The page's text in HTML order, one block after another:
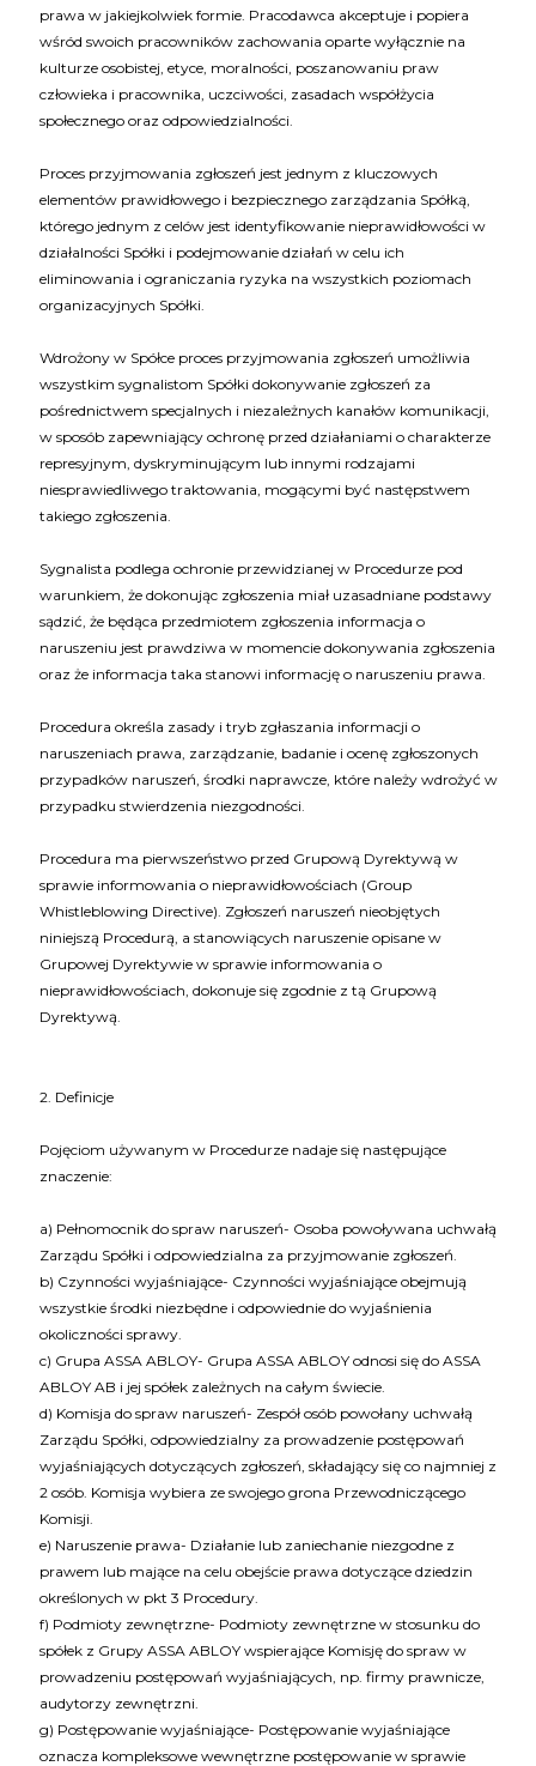
prawa w jakiejkolwiek formie. Pracodawca akceptuje i popiera
wśród swoich pracowników zachowania oparte wyłącznie na
kulturze osobistej, etyce, moralności, poszanowaniu praw
człowieka i pracownika, uczciwości, zasadach współżycia
społecznego oraz odpowiedzialności.
Proces przyjmowania zgłoszeń jest jednym z kluczowych
elementów prawidłowego i bezpiecznego zarządzania Spółką,
którego jednym z celów jest identyfikowanie nieprawidłowości w
działalności Spółki i podejmowanie działań w celu ich
eliminowania i ograniczania ryzyka na wszystkich poziomach
organizacyjnych Spółki.
Wdrożony w Spółce proces przyjmowania zgłoszeń umożliwia
wszystkim sygnalistom Spółki dokonywanie zgłoszeń za
pośrednictwem specjalnych i niezależnych kanałów komunikacji,
w sposób zapewniający ochronę przed działaniami o charakterze
represyjnym, dyskryminującym lub innymi rodzajami
niesprawiedliwego traktowania, mogącymi być następstwem
takiego zgłoszenia.
Sygnalista podlega ochronie przewidzianej w Procedurze pod
warunkiem, że dokonując zgłoszenia miał uzasadniane podstawy
sądzić, że będąca przedmiotem zgłoszenia informacja o
naruszeniu jest prawdziwa w momencie dokonywania zgłoszenia
oraz że informacja taka stanowi informację o naruszeniu prawa.
Procedura określa zasady i tryb zgłaszania informacji o
naruszeniach prawa, zarządzanie, badanie i ocenę zgłoszonych
przypadków naruszeń, środki naprawcze, które należy wdrożyć w
przypadku stwierdzenia niezgodności.
Procedura ma pierwszeństwo przed Grupową Dyrektywą w
sprawie informowania o nieprawidłowościach (Group
Whistleblowing Directive). Zgłoszeń naruszeń nieobjętych
niniejszą Procedurą, a stanowiących naruszenie opisane w
Grupowej Dyrektywie w sprawie informowania o
nieprawidłowościach, dokonuje się zgodnie z tą Grupową
Dyrektywą.
2. Definicje
Pojęciom używanym w Procedurze nadaje się następujące
znaczenie:
a) Pełnomocnik do spraw naruszeń- Osoba powoływana uchwałą
Zarządu Spółki i odpowiedzialna za przyjmowanie zgłoszeń.
b) Czynności wyjaśniające- Czynności wyjaśniające obejmują
wszystkie środki niezbędne i odpowiednie do wyjaśnienia
okoliczności sprawy.
c) Grupa ASSA ABLOY- Grupa ASSA ABLOY odnosi się do ASSA
ABLOY AB i jej spółek zależnych na całym świecie.
d) Komisja do spraw naruszeń- Zespół osób powołany uchwałą
Zarządu Spółki, odpowiedzialny za prowadzenie postępowań
wyjaśniających dotyczących zgłoszeń, składający się co najmniej z
2 osób. Komisja wybiera ze swojego grona Przewodniczącego
Komisji.
e) Naruszenie prawa- Działanie lub zaniechanie niezgodne z
prawem lub mające na celu obejście prawa dotyczące dziedzin
określonych w pkt 3 Procedury.
f) Podmioty zewnętrzne- Podmioty zewnętrzne w stosunku do
spółek z Grupy ASSA ABLOY wspierające Komisję do spraw w
prowadzeniu postępowań wyjaśniających, np. firmy prawnicze,
audytorzy zewnętrzni.
g) Postępowanie wyjaśniające- Postępowanie wyjaśniające
oznacza kompleksowe wewnętrzne postępowanie w sprawie